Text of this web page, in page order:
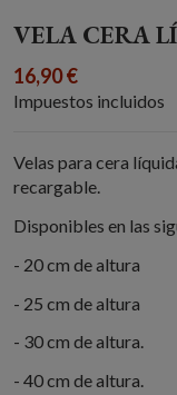
VELA CERA
16,90 €
Impuestos incluidos
Velas para cera
recargable.
Disponibles en las
- 20 cm de altura
- 25 cm de altura
- 30 cm de altura.
- 40 cm de altura.